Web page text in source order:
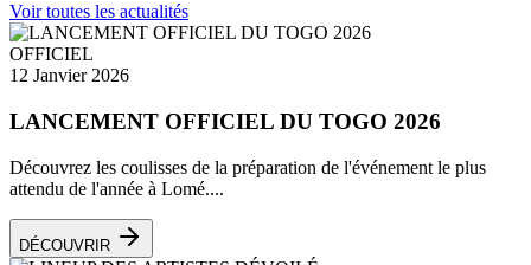
Voir toutes les actualités
OFFICIEL
12 Janvier 2026
LANCEMENT OFFICIEL DU TOGO 2026
Découvrez les coulisses de la préparation de l'événement le plus
attendu de l'année à Lomé....
DÉCOUVRIR